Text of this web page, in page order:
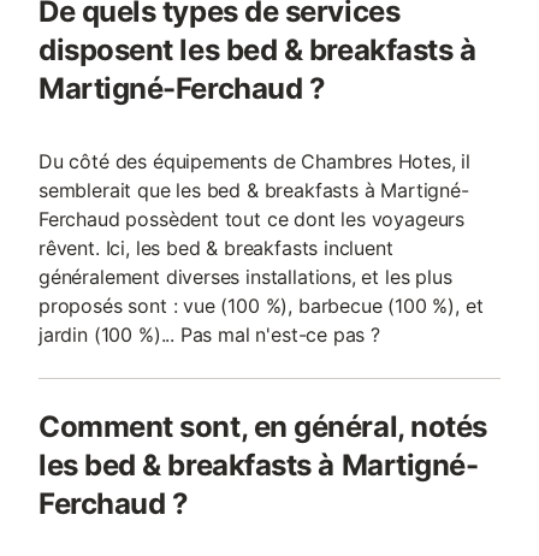
De quels types de services
disposent les bed & breakfasts à
Martigné-Ferchaud ?
Du côté des équipements de Chambres Hotes, il
semblerait que les bed & breakfasts à Martigné-
Ferchaud possèdent tout ce dont les voyageurs
rêvent. Ici, les bed & breakfasts incluent
généralement diverses installations, et les plus
proposés sont : vue (100 %), barbecue (100 %), et
jardin (100 %)... Pas mal n'est-ce pas ?
Comment sont, en général, notés
les bed & breakfasts à Martigné-
Ferchaud ?